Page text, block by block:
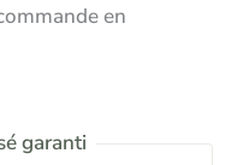
en
garanti